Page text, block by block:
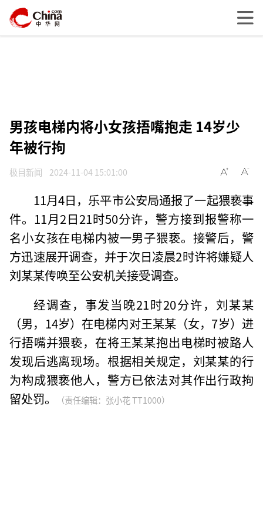
男孩电梯内将小女孩捂嘴抱走 14岁少
年被行拘
极目新闻 2024-11-04 15:01:00
11月4日，乐平市公安局通报了一起猥亵事
件。11月2日21时50分许，警方接到报警称一
名小女孩在电梯内被一男子猥亵。接警后，警
方迅速展开调查，并于次日凌晨2时许将嫌疑人
刘某某传唤至公安机关接受调查。
经调查，事发当晚21时20分许，刘某某
（男，14岁）在电梯内对王某某（女，7岁）进
行捂嘴并猥亵，在将王某某抱出电梯时被路人
发现后逃离现场。根据相关规定，刘某某的行
为构成猥亵他人，警方已依法对其作出行政拘
留处罚。
（责任编辑：张小花 TT1000）